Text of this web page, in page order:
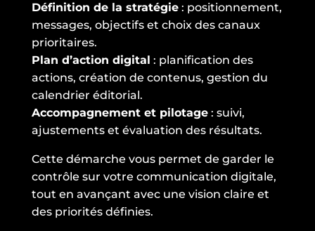
Définition de la stratégie: positionnement,
messages, objectifs et choix des canaux
prioritaires.
Plan d’action digital : planification des
actions, création de contenus, gestion du
calendrier éditorial.
Accompagnement et pilotage: suivi,
ajustements et évaluation des résultats.
Cette démarche vous permet de garder le
contrôle sur votre communication digitale,
tout en avançant avec une vision claire et
des priorités définies.